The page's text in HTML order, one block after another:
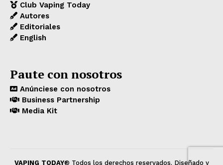
Club Vaping Today
Autores
Editoriales
English
Paute con nosotros
Anúnciese con nosotros
Business Partnership
Media Kit
VAPING TODAY® Todos los derechos reservados. Diseñado y